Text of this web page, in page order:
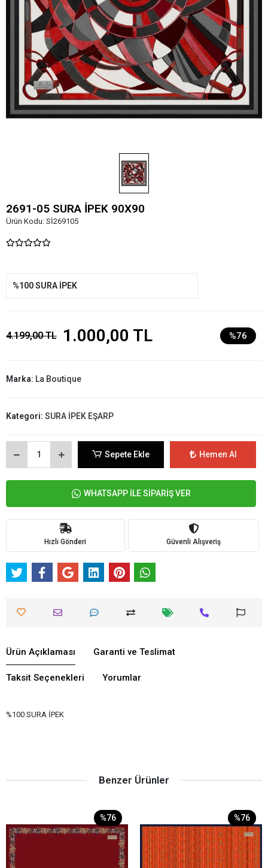
2691-05 SURA İPEK 90X90
Ürün Kodu: Sİ269105
%100 SURA İPEK
4.199,00 TL 1.000,00 TL %76
Marka: La Boutique
Kategori: SURA İPEK EŞARP
Sepete Ekle Hemen Al
WHATSAPP İLE SİPARİŞ VER
Hızlı Gönderi Güvenli Alışveriş
Ürün Açıklaması Garanti ve Teslimat
Taksit Seçenekleri Yorumlar
%100 SURA İPEK
Benzer Ürünler
%76 %76